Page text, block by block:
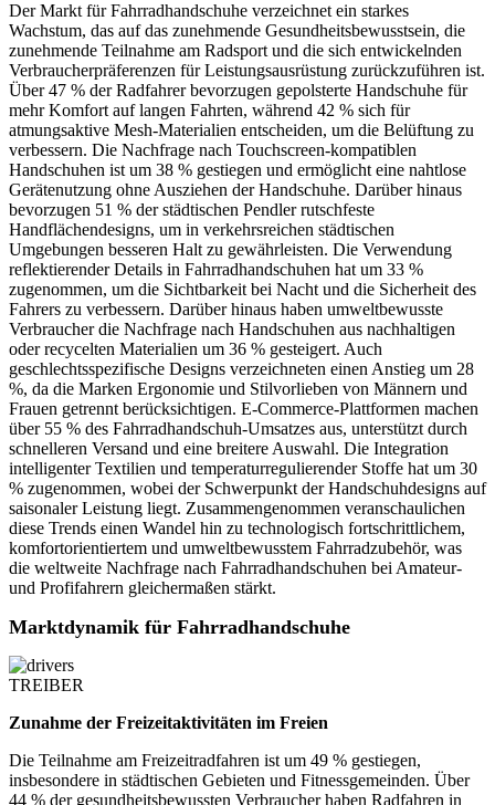
Der Markt für Fahrradhandschuhe verzeichnet ein starkes
Wachstum, das auf das zunehmende Gesundheitsbewusstsein, die
zunehmende Teilnahme am Radsport und die sich entwickelnden
Verbraucherpräferenzen für Leistungsausrüstung zurückzuführen ist.
Über 47 % der Radfahrer bevorzugen gepolsterte Handschuhe für
mehr Komfort auf langen Fahrten, während 42 % sich für
atmungsaktive Mesh-Materialien entscheiden, um die Belüftung zu
verbessern. Die Nachfrage nach Touchscreen-kompatiblen
Handschuhen ist um 38 % gestiegen und ermöglicht eine nahtlose
Gerätenutzung ohne Ausziehen der Handschuhe. Darüber hinaus
bevorzugen 51 % der städtischen Pendler rutschfeste
Handflächendesigns, um in verkehrsreichen städtischen
Umgebungen besseren Halt zu gewährleisten. Die Verwendung
reflektierender Details in Fahrradhandschuhen hat um 33 %
zugenommen, um die Sichtbarkeit bei Nacht und die Sicherheit des
Fahrers zu verbessern. Darüber hinaus haben umweltbewusste
Verbraucher die Nachfrage nach Handschuhen aus nachhaltigen
oder recycelten Materialien um 36 % gesteigert. Auch
geschlechtsspezifische Designs verzeichneten einen Anstieg um 28
%, da die Marken Ergonomie und Stilvorlieben von Männern und
Frauen getrennt berücksichtigen. E-Commerce-Plattformen machen
über 55 % des Fahrradhandschuh-Umsatzes aus, unterstützt durch
schnelleren Versand und eine breitere Auswahl. Die Integration
intelligenter Textilien und temperaturregulierender Stoffe hat um 30
% zugenommen, wobei der Schwerpunkt der Handschuhdesigns auf
saisonaler Leistung liegt. Zusammengenommen veranschaulichen
diese Trends einen Wandel hin zu technologisch fortschrittlichem,
komfortorientiertem und umweltbewusstem Fahrradzubehör, was
die weltweite Nachfrage nach Fahrradhandschuhen bei Amateur-
und Profifahrern gleichermaßen stärkt.
Marktdynamik für Fahrradhandschuhe
TREIBER
Zunahme der Freizeitaktivitäten im Freien
Die Teilnahme am Freizeitradfahren ist um 49 % gestiegen,
insbesondere in städtischen Gebieten und Fitnessgemeinden. Über
44 % der gesundheitsbewussten Verbraucher haben Radfahren in